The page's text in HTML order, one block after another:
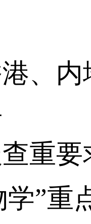
、
重要
学”重